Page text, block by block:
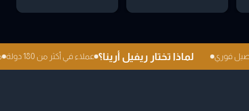
توصيل فوري لماذا تختار ريفيل أرينا؟ عملاء في أكثر من 180 دولة